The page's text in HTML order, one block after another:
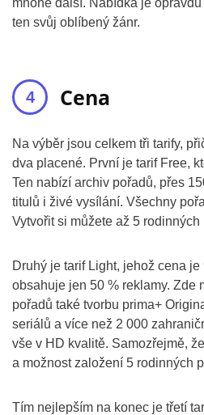
mnohé další. Nabídka je
ten svůj oblíbený žánr.
Cena
Na výběr jsou celkem tři tarify,
dva placené. První je tarif Free,
Ten nabízí archiv pořadů, přes
titulů i živé vysílání. Všechny
Vytvořit si můžete až 5 rodinných
Druhý je tarif Light, jehož cena
obsahuje jen 50 % reklamy. Zde
pořadů také tvorbu prima+
seriálů a více než 2 000
vše v HD kvalitě. Samozřejmě,
a možnost založení 5 rodinných
Tím nejlepším na konec je třetí